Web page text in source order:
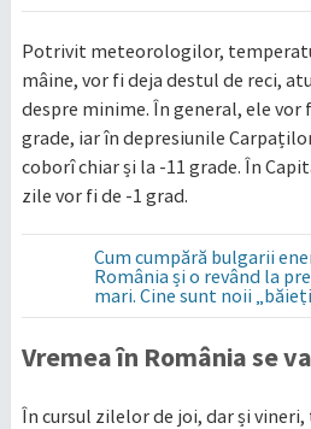
Potrivit meteorologilor,
mâine, vor fi deja destul de reci,
despre minime. În general, ele vor
grade, iar în depresiunile
coborî chiar și la -11 grade. În
zile vor fi de -1 grad.
Cum cumpără bulgarii
România și o revând la
mari. Cine sunt noii
la sud de Dunăre
Vremea în România se
În cursul zilelor de joi, dar și